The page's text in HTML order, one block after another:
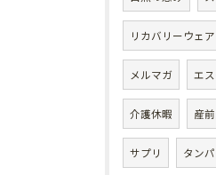
リカバリーウェア
メルマガ エ
介護休暇 産
サプリ タン